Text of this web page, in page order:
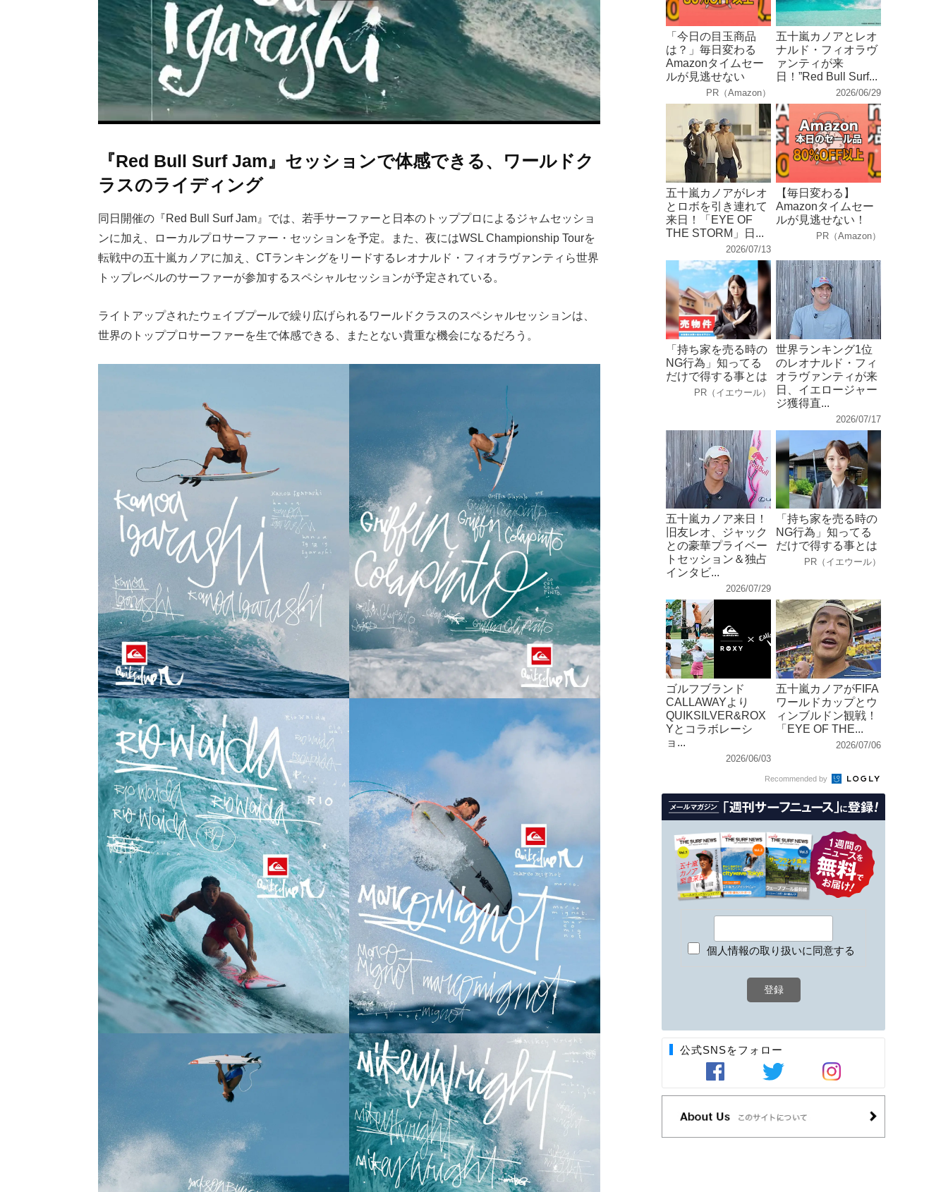
『Red Bull Surf Jam』セッションで体感できる、ワールドク
ラスのライディング
同日開催の『Red Bull Surf Jam』では、若手サーファーと日本のトッププロによるジャムセッショ
ンに加え、ローカルプロサーファー・セッションを予定。また、夜にはWSL Championship Tourを
転戦中の五十嵐カノアに加え、CTランキングをリードするレオナルド・フィオラヴァンティら世界
トップレベルのサーファーが参加するスペシャルセッションが予定されている。
ライトアップされたウェイブプールで繰り広げられるワールドクラスのスペシャルセッションは、
世界のトッププロサーファーを生で体感できる、またとない貴重な機会になるだろう。
「今日の目玉商品
は？」毎日変わる
Amazonタイムセー
ルが見逃せない
PR（Amazon）
五十嵐カノアとレオ
ナルド・フィオラヴ
ァンティが来
日！”Red Bull Surf...
2026/06/29
五十嵐カノアがレオ
とロボを引き連れて
来日！「EYE OF
THE STORM」日...
2026/07/13
【毎日変わる】
Amazonタイムセー
ルが見逃せない！
PR（Amazon）
「持ち家を売る時の
NG行為」知ってる
だけで得する事とは
PR（イエウール）
世界ランキング1位
のレオナルド・フィ
オラヴァンティが来
日、イエロージャー
ジ獲得直...
2026/07/17
五十嵐カノア来日！
旧友レオ、ジャック
との豪華プライベー
トセッション＆独占
インタビ...
2026/07/29
「持ち家を売る時の
NG行為」知ってる
だけで得する事とは
PR（イエウール）
ゴルフブランド
CALLAWAYより
QUIKSILVER&ROX
Yとコラボレーシ
ョ...
2026/06/03
五十嵐カノアがFIFA
ワールドカップとウ
ィンブルドン観戦！
「EYE OF THE...
2026/07/06
Recommended by
個人情報の取り扱いに同意する
公式SNSをフォロー